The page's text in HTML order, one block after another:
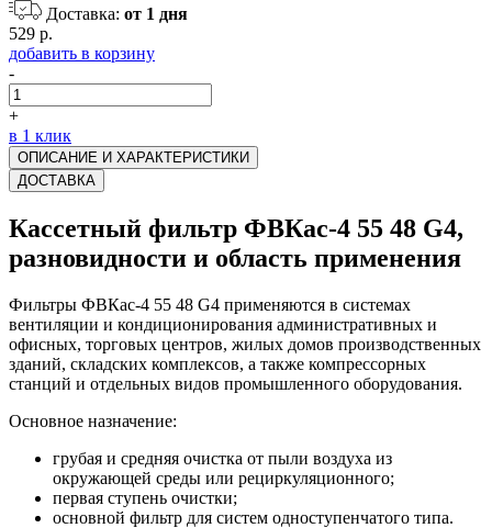
Доставка: от 1 дня
529 р.
добавить в корзину
-
+
в 1 клик
ОПИСАНИЕ И ХАРАКТЕРИСТИКИ
ДОСТАВКА
Кассетный фильтр ФВКас-4 55 48 G4,
разновидности и область применения
Фильтры ФВКас-4 55 48 G4 применяются в системах
вентиляции и кондиционирования административных и
офисных, торговых центров, жилых домов производственных
зданий, складских комплексов, а также компрессорных
станций и отдельных видов промышленного оборудования.
Основное назначение:
грубая и средняя очистка от пыли воздуха из
окружающей среды или рециркуляционного;
первая ступень очистки;
основной фильтр для систем одноступенчатого типа.